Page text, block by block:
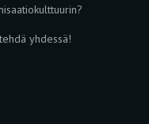
yhdessä!